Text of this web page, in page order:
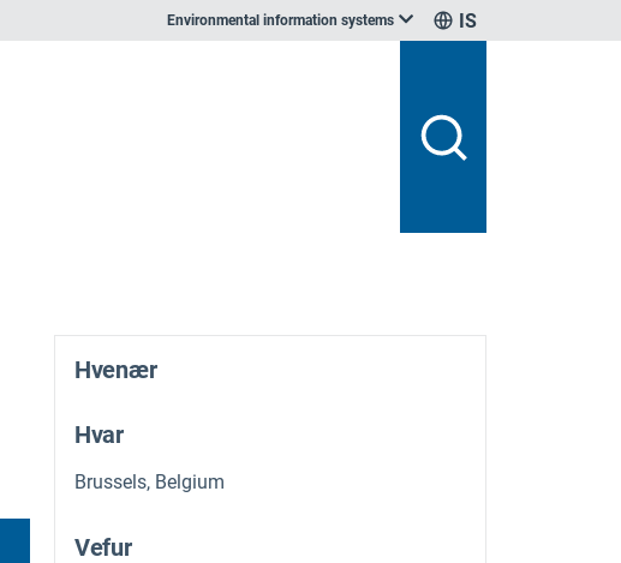
Environmental information systems IS
Hvenær
Hvar
Brussels, Belgium
Vefur